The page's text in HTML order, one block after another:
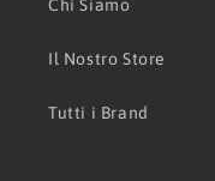
Chi Siamo
Il Nostro Store
Tutti i Brand